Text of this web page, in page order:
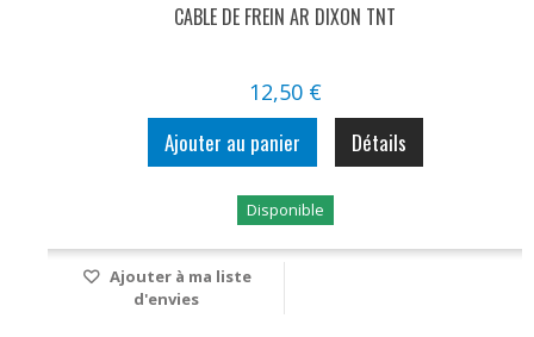
CABLE DE FREIN AR DIXON TNT
12,50 €
Ajouter au panier Détails
Disponible
Ajouter à ma liste
d'envies